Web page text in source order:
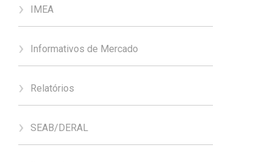
IMEA
Informativos de Mercado
Relatórios
SEAB/DERAL